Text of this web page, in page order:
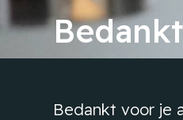
Bedankt
Bedankt voor je